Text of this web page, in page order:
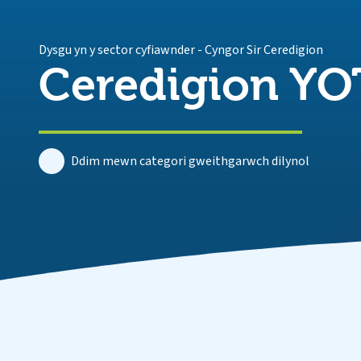
Dysgu yn y sector cyfiawnder-Cyngor Sir Ceredigion
Ceredigion
Ddim mewn categori gweithgarwch dilynol